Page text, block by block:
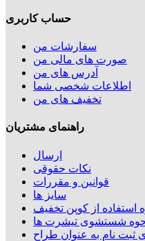
حساب کاربری
سفارشات من
صورت های مالی من
آدرس های من
اطلاعات شخصی شما
تخفیف های من
راهنمای مشتریان
ارسال
نکات حقوقی
قوانین و مقررات
سایز ها
استفاده از کوپن تخفیف
شستشوی تیشرت ها
ثبت نام به عنوان طراح